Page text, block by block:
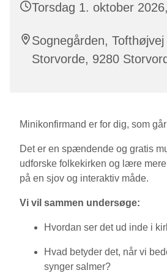
Torsdag 1. oktober
Sognegården,
Storvorde, 9280
Minikonfirmand er for dig, som
Det er en spændende og gratis
udforske folkekirken og lære
på en sjov og interaktiv måde.
Vi vil sammen undersøge:
Hvordan ser det ud inde i
Hvad betyder det, når vi
synger salmer?